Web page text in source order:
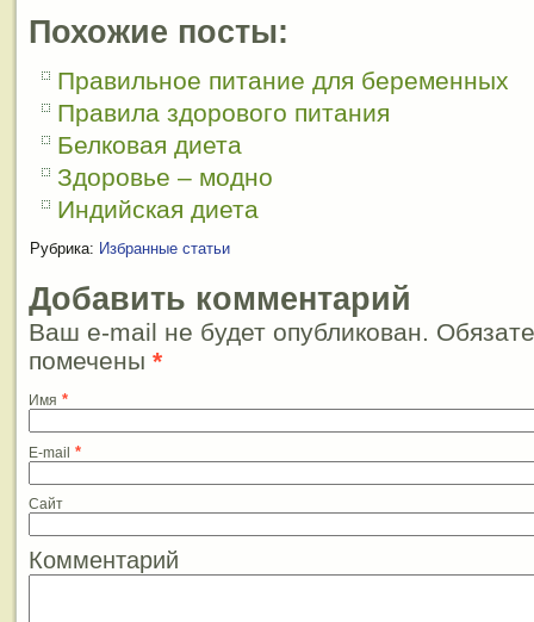
Похожие посты:
Правильное питание для беременных
Правила здорового питания
Белковая диета
Здоровье – модно
Индийская диета
Рубрика: Избранные статьи
Добавить комментарий
Ваш e-mail не будет опубликован.
помечены *
Имя *
E-mail *
Сайт
Комментарий